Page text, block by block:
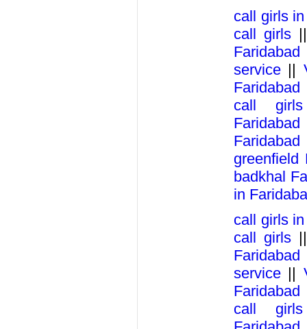
call girls
call girls
Faridabad
service ||
Faridabad
call
Faridabad
Faridabad
greenfield
badkhal
in
call girls
call girls
Faridabad
service ||
Faridabad
call